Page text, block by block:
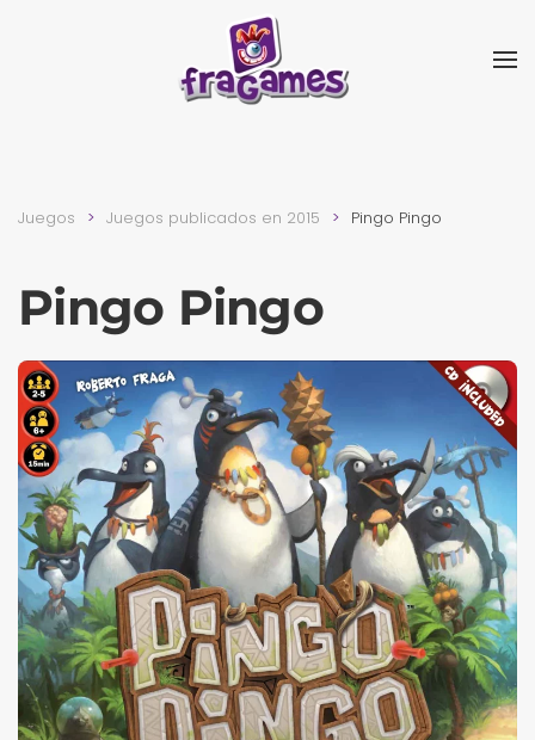
Skip to main content
Juegos Juegos publicados en 2015 Pingo Pingo
Pingo Pingo